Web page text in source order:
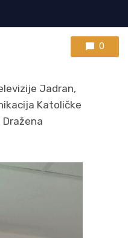
0
Jadran,
Katoličke